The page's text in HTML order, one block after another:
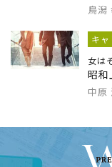
鳥潟
キャ
女は
昭和
中原